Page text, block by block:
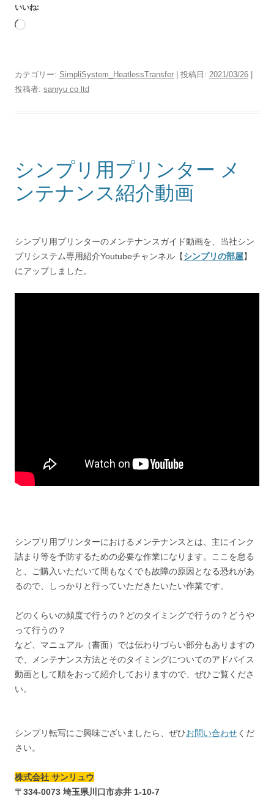
いいね:
読
み
中…
カテゴリー: SimpliSystem_HeatlessTransfer | 投稿日: 2021/03/26
投稿者: sanryu co ltd
シンプリ用プリンター メ
ンテナンス紹介動画
シンプリ用プリンターのメンテナンスガイド動画を、当社シン
プリシステム専用紹介Youtubeチャンネル【シンプリの部屋】
にアップしました。
シンプリ用プリンターにおけるメンテナンスとは、主にインク
詰まり等を予防するための必要な作業になります。ここを怠る
と、ご購入いただいて間もなくでも故障の原因となる恐れがあ
るので、しっかりと行っていただきたいたい作業です。
どのくらいの頻度で行うの？どのタイミングで行うの？どうや
って行うの？
など、マニュアル（書面）では伝わりづらい部分もありますの
で、メンテナンス方法とそのタイミングについてのアドバイス
動画として順をおって紹介しておりますので、ぜひご覧くださ
い。
シンプリ転写にご興味ございましたら、ぜひお問い合わせくだ
さい。
株式会社 サンリュウ
〒334-0073 埼玉県川口市赤井 1-10-7